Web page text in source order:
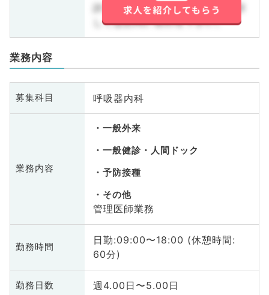
詳しくはお問い合わせ下さい。詳
しくはお問い合わせ下さい。
業務内容
募集科目 呼吸器内科
業務内容
一般外来
一般健診・人間ドック
予防接種
その他
管理医師業務
勤務時間
日勤:09:00〜18:00 (休憩時間:
60分)
勤務日数 週4.00日〜5.00日